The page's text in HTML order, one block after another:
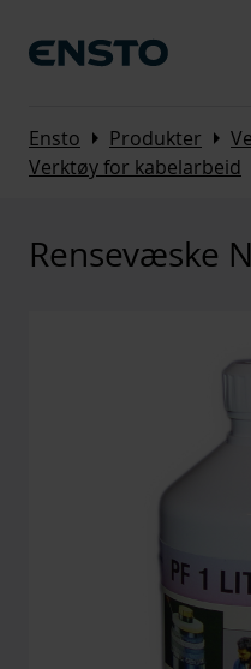
Ensto Arrow_right Produkter Arrow_right
Verktøy for kabelarbeid
Rensevæske